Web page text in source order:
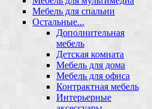
Мебель для спальни
Остальные...
Дополнительная
мебель
Детская комната
Мебель для дома
Мебель для офиса
Контрактная мебель
Интерьерные